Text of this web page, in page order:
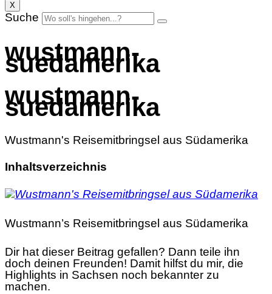
X
Suche
wustmann-
suedamerika
wustmann-
suedamerika
Wustmann's Reisemitbringsel aus Südamerika
Inhaltsverzeichnis
Wustmann’s Reisemitbringsel aus Südamerika
Dir hat dieser Beitrag gefallen? Dann teile ihn
doch deinen Freunden! Damit hilfst du mir, die
Highlights in Sachsen noch bekannter zu
machen.